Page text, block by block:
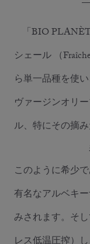
「BIO
シェール （
ら単一品種を使
ヴァージンオリ
ル、特にその摘
このように希少
有名なアルベキ
みされます。そ